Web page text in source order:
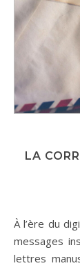
LA
À l’ère du digital et du tout numérique, les courriels et les
messages
lettres